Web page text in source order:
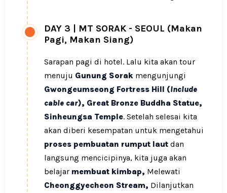
DAY 3
MT SORAK - SEOUL (Makan
Pagi, Makan Siang)
Sarapan pagi di hotel. Lalu kita akan tour
menuju Gunung Sorak mengunjungi
Gwongeumseong Fortress Hill (Include
cable car), Great Bronze Buddha Statue,
Sinheungsa Temple. Setelah selesai kita
akan diberi kesempatan untuk mengetahui
proses pembuatan rumput laut dan
langsung mencicipinya, kita juga akan
belajar membuat kimbap, Melewati
Cheonggyecheon Stream, Dilanjutkan